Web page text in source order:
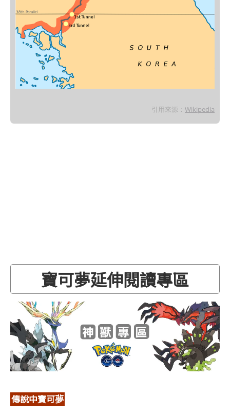
引用來源： Wikipedia
寶可夢延伸閱讀專區
傳說中寶可夢